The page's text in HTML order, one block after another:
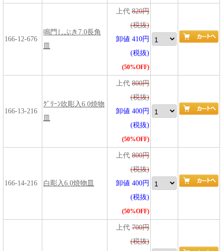
166-12-676
鳴門しぶき7.0長角
上代 820円
(税抜)
卸値 410円
(税抜)
(50%OFF)
166-13-216
ｸﾞﾘｰﾝ吹彫入6.0焼物
上代 800円
(税抜)
卸値 400円
(税抜)
(50%OFF)
166-14-216 白彫入6.0焼物皿
上代 800円
(税抜)
卸値 400円
(税抜)
(50%OFF)
上代 700円
(税抜)